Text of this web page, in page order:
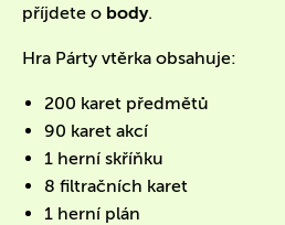
příjdete o body.
Hra Párty vtěrka obsahuje:
200 karet předmětů
90 karet akcí
1 herní skříňku
8 filtračních karet
1 herní plán